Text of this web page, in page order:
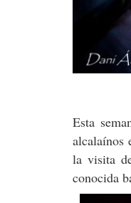
Esta
alcalaínos
la visita
conocida